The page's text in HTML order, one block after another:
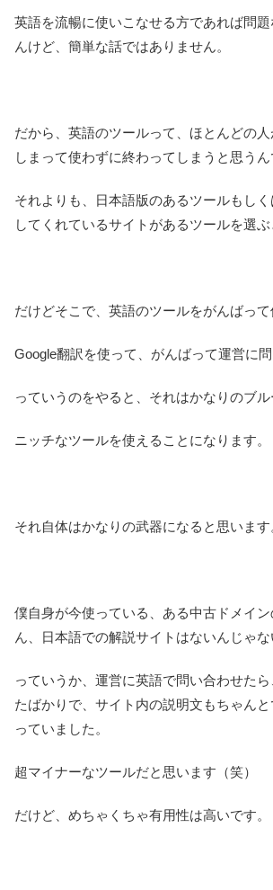
英語を流暢に使いこなせる方であれば問
んけど、簡単な話ではありません。
だから、英語のツールって、ほとんどの
しまって使わずに終わってしまうと思うん
それよりも、日本語版のあるツールもし
してくれているサイトがあるツールを選ぶ
だけどそこで、英語のツールをがんばって
Google翻訳を使って、がんばって運営に問
っていうのをやると、それはかなりのブル
ニッチなツールを使えることになります。
それ自体はかなりの武器になると思います
僕自身が今使っている、ある中古ドメイ
ん、日本語での解説サイトはないんじゃな
っていうか、運営に英語で問い合わせた
たばかりで、サイト内の説明文もちゃん
っていました。
超マイナーなツールだと思います（笑）
だけど、めちゃくちゃ有用性は高いです。